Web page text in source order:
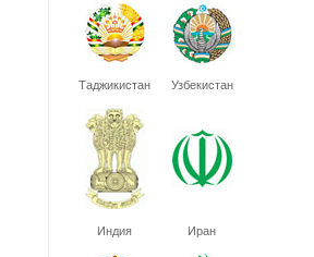
Таджикистан Узбекистан
Индия Иран